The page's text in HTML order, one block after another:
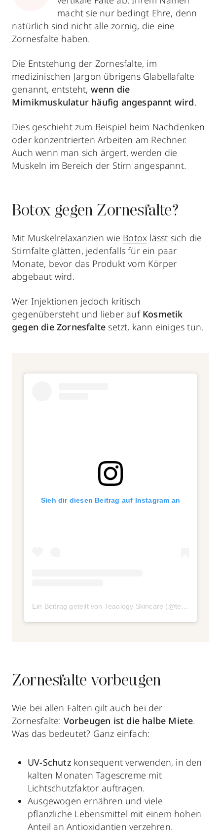
macht sie nur bedingt Ehre, denn
natürlich sind nicht alle zornig, die eine
Zornesfalte haben.
Die Entstehung der Zornesfalte, im
medizinischen Jargon übrigens Glabellafalte
genannt, entsteht, wenn die
Mimikmuskulatur häufig angespannt wird.
Dies geschieht zum Beispiel beim Nachdenken
oder konzentrierten Arbeiten am Rechner.
Auch wenn man sich ärgert, werden die
Muskeln im Bereich der Stirn angespannt.
Botox gegen Zornesfalte?
Mit Muskelrelaxanzien wie Botox lässt sich die
Stirnfalte glätten, jedenfalls für ein paar
Monate, bevor das Produkt vom Körper
abgebaut wird.
Wer Injektionen jedoch kritisch
gegenübersteht und lieber auf Kosmetik
gegen die Zornesfalte setzt, kann einiges tun.
Sieh dir diesen Beitrag auf Instagram an
Zornesfalte vorbeugen
Wie bei allen Falten gilt auch bei der
Zornesfalte: Vorbeugen ist die halbe Miete.
Was das bedeutet? Ganz einfach:
UV-Schutz konsequent verwenden, in den
kalten Monaten Tagescreme mit
Lichtschutzfaktor auftragen.
Ausgewogen ernähren und viele
pflanzliche Lebensmittel mit einem hohen
Anteil an Antioxidantien verzehren.